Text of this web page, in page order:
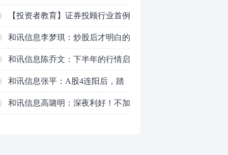
——上海普陀严打“代理维权”敲诈
犯罪、筑牢金融法治屏障
【投资者教育】证券投顾行业首例
以敲诈勒索罪定罪的非法代理维权
案二审宣判，主犯获刑五年
和讯信息李梦琪：炒股后才明白的
九个人生道理
和讯信息陈乔文：下半年的行情启
动了
和讯信息张平：A股4连阳后，踏
空怎么办？结构性回补！
和讯信息高璐明：深夜利好！不加